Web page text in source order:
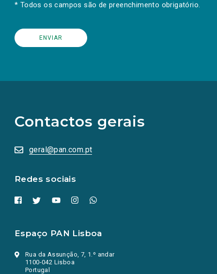
* Todos os campos são de preenchimento obrigatório.
Contactos gerais
geral@pan.com.pt
Redes sociais
redes
sociais
numa
nova
Espaço PAN Lisboa
Rua da Assunção, 7, 1.º andar
1100-042 Lisboa
Portugal